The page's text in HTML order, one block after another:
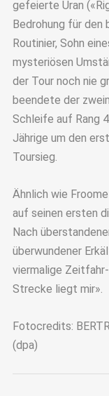
gefeierte Uran
Bedrohung für den
Routinier, Sohn
mysteriösen
der Tour noch nie
beendete der
Schleife auf Rang
Jährige um den
Toursieg.
Ähnlich wie
auf seinen ersten
Nach
überwundener
viermalige
Strecke liegt mir».
Fotocredits:
(dpa)